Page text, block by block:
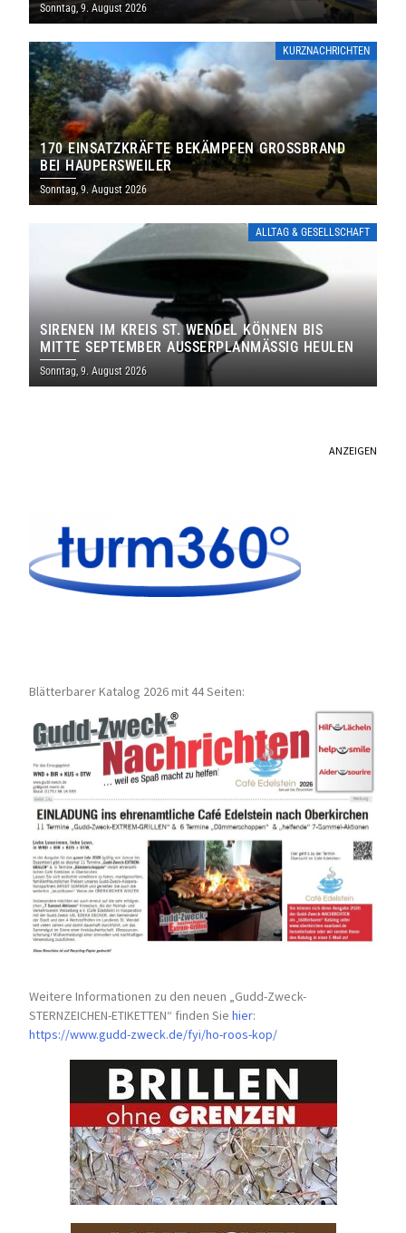
Sonntag, 9. August 2026
KURZNACHRICHTEN
170 EINSATZKRÄFTE BEKÄMPFEN GROSSBRAND B
EI HAUPERSWEILER
Sonntag, 9. August 2026
ALLTAG & GESELLSCHAFT
SIRENEN IM KREIS ST. WENDEL KÖNNEN BIS
MITTE SEPTEMBER AUSSERPLANMÄSSIG HEULEN
Sonntag, 9. August 2026
ANZEIGEN
Blätterbarer Katalog 2026 mit 44 Seiten:
Weitere Informationen zu den neuen „Gudd-Zweck-
STERNZEICHEN-ETIKETTEN“ finden Siehier:
https://www.gudd-zweck.de/fyi/ho-roos-kop/